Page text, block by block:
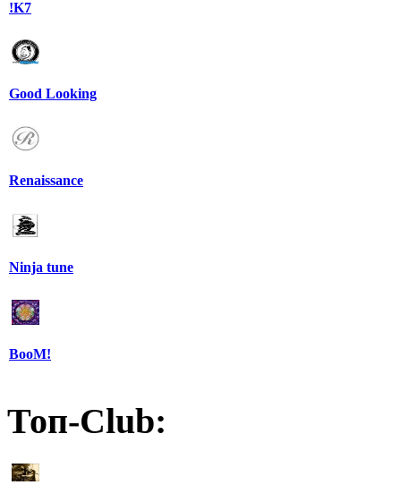
!K7
Good Looking
Renaissance
Ninja tune
BooM!
Топ-Club: